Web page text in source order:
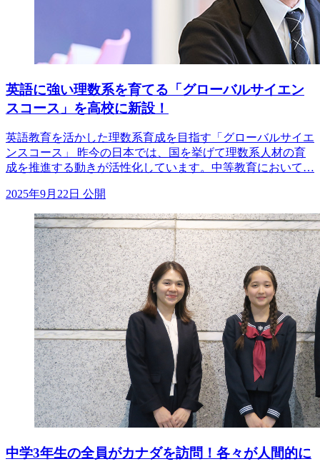
英語に強い理数系を育てる「グローバルサイエン
スコース」を高校に新設！
英語教育を活かした理数系育成を目指す「グローバルサイエ
ンスコース」 昨今の日本では、国を挙げて理数系人材の育
成を推進する動きが活性化しています。中等教育において…
2025年9月22日 公開
中学3年生の全員がカナダを訪問！各々が人間的に